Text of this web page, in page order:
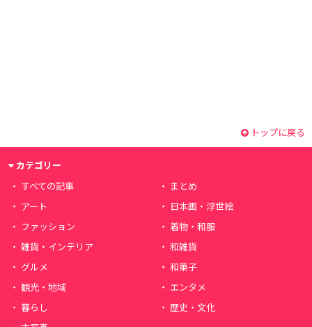
トップに戻る
カテゴリー
すべての記事
まとめ
アート
日本画・浮世絵
ファッション
着物・和服
雑貨・インテリア
和雑貨
グルメ
和菓子
観光・地域
エンタメ
暮らし
歴史・文化